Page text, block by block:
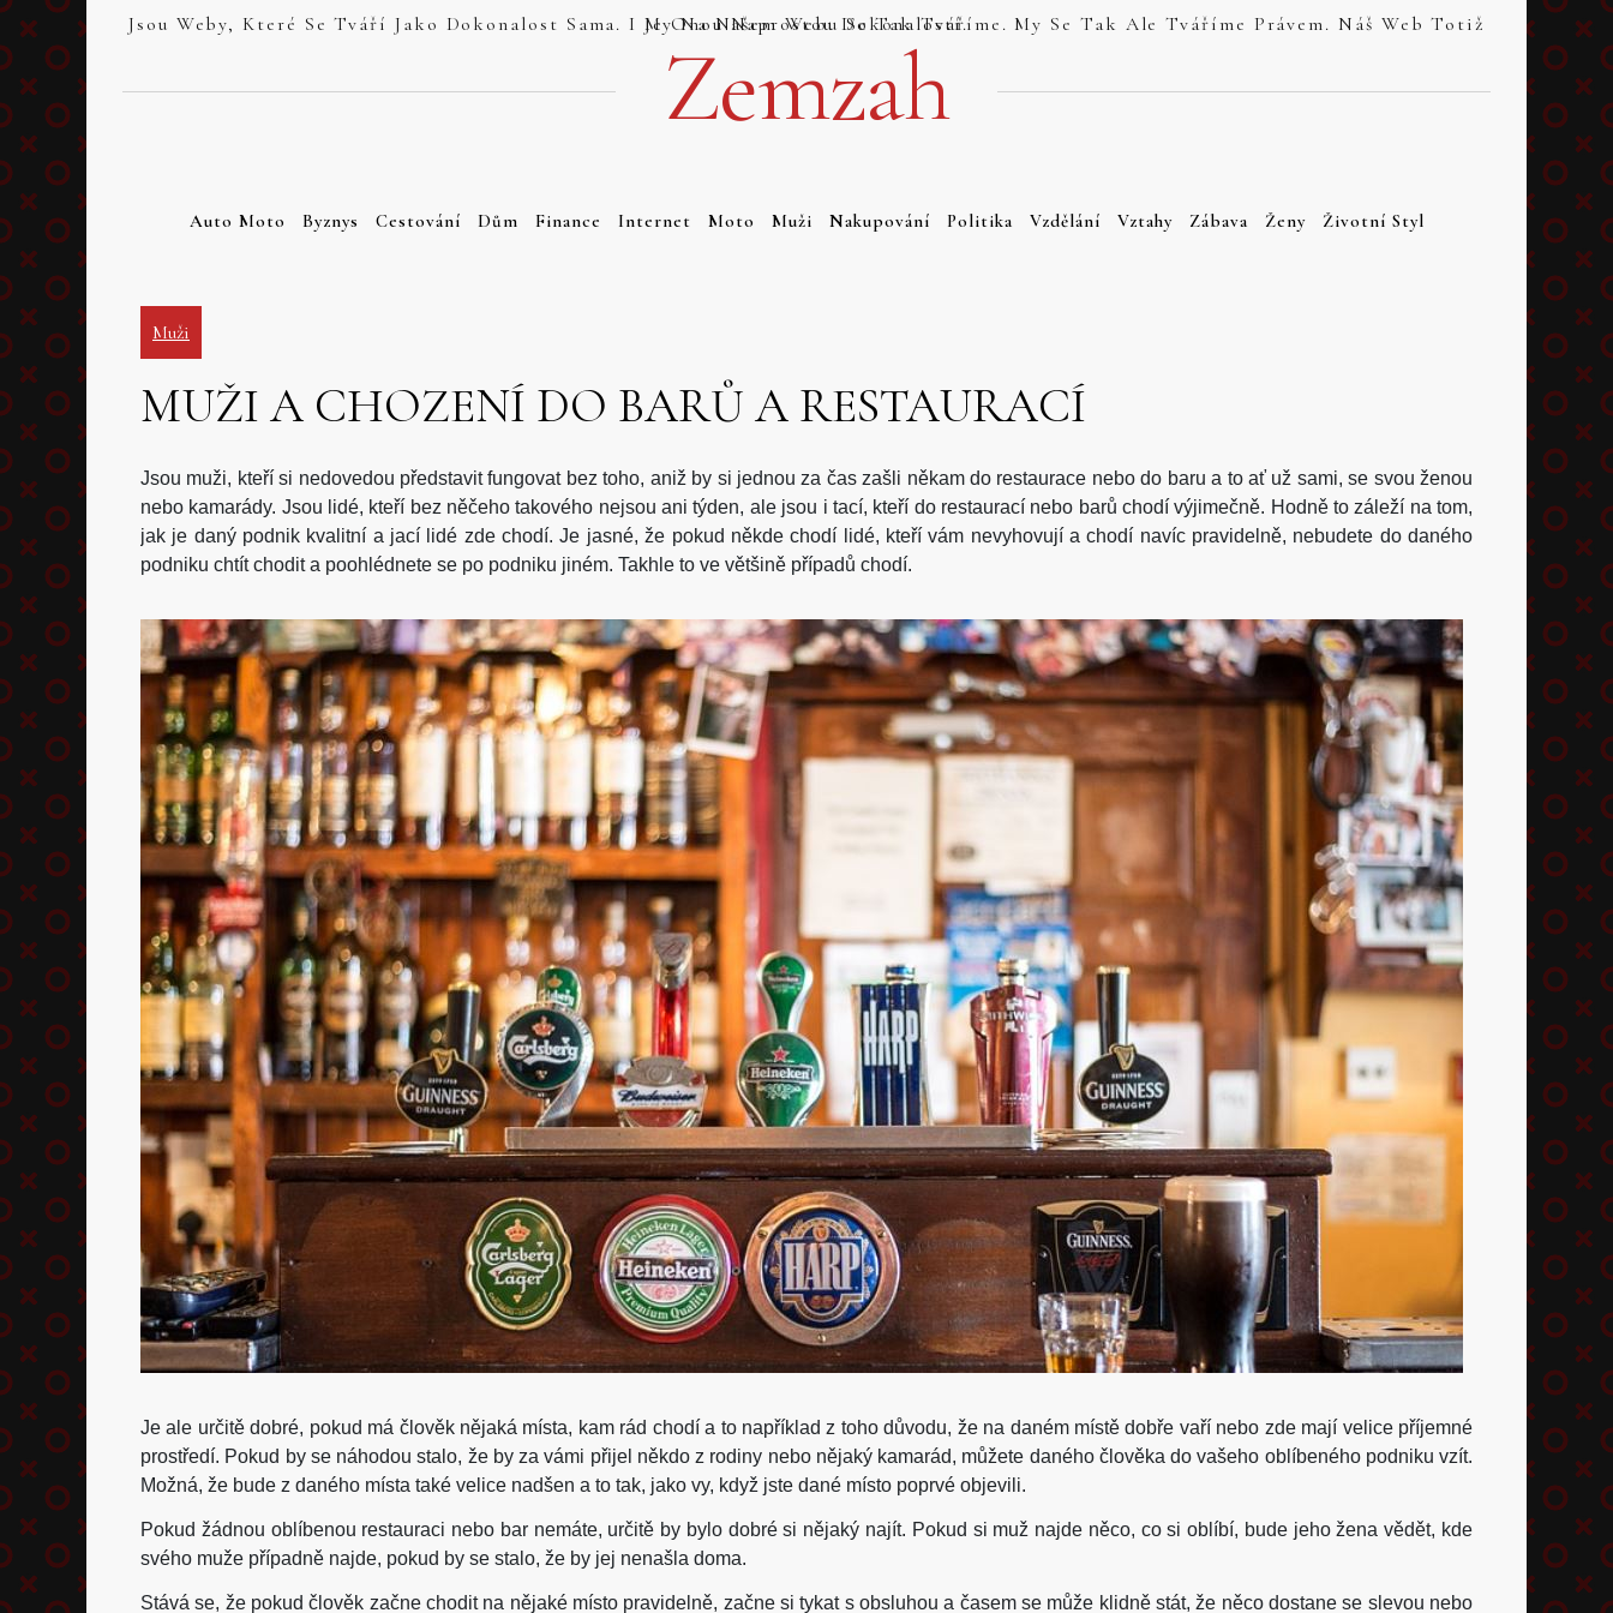
Jsou Weby, Které Se Tváří Jako Dokonalost Sama. I My Na Našem Webu Se Tak Tváříme. My Se Tak Ale Tváříme Právem. Náš Web Totiž Je Onou Naprostou Dokonalostí.
Zemzah
Auto Moto Byznys Cestování Dům Finance Internet Moto Muži Nakupování Politika Vzdělání Vztahy Zábava Ženy Životní Styl
Muži
MUŽI A CHOZENÍ DO BARŮ A RESTAURACÍ
Jsou muži, kteří si nedovedou představit fungovat bez toho, aniž by si jednou za čas zašli někam do restaurace nebo do baru a to ať už sami, se svou ženou
nebo kamarády. Jsou lidé, kteří bez něčeho takového nejsou ani týden, ale jsou i tací, kteří do restaurací nebo barů chodí výjimečně. Hodně to záleží na tom,
jak je daný podnik kvalitní a jací lidé zde chodí.Je jasné, že pokud někde chodí lidé, kteří vám nevyhovují a chodí navíc pravidelně, nebudete do daného
podniku chtít chodit a poohlédnete se po podniku jiném. Takhle to ve většině případů chodí.
Je ale určitě dobré, pokud má člověk nějaká místa, kam rád chodí a to například z toho důvodu, že na daném místě dobře vaří nebo zde mají velice příjemné
prostředí. Pokud by se náhodou stalo, že by za vámi přijel někdo z rodiny nebo nějaký kamarád, můžete daného člověka do vašeho oblíbeného podniku vzít.
Možná, že bude z daného místa také velice nadšen a to tak, jako vy, když jste dané místo poprvé objevili.
Pokud žádnou oblíbenou restauraci nebo bar nemáte, určitě by bylo dobré si nějaký najít. Pokud si muž najde něco, co si oblíbí, bude jeho žena vědět, kde
svého muže případně najde, pokud by se stalo, že by jej nenašla doma.
Stává se, že pokud člověk začne chodit na nějaké místo pravidelně, začne si tykat s obsluhou a časem se může klidně stát, že něco dostane se slevou nebo